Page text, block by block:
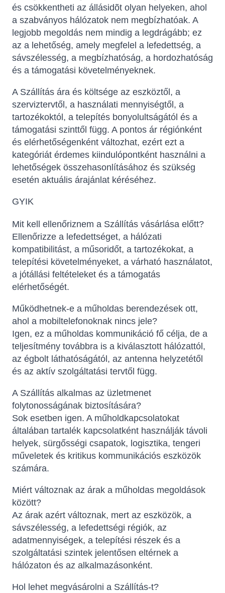
és csökkentheti az állásidõt olyan helyeken, ahol
a szabványos hálózatok nem megbízhatóak. A
legjobb megoldás nem mindig a legdrágább; ez
az a lehetőség, amely megfelel a lefedettség, a
sávszélesség, a megbízhatóság, a hordozhatóság
és a támogatási követelményeknek.
A Szállítás ára és költsége az eszköztől, a
szerviztervtől, a használati mennyiségtől, a
tartozékoktól, a telepítés bonyolultságától és a
támogatási szinttől függ. A pontos ár régiónként
és elérhetőségenként változhat, ezért ezt a
kategóriát érdemes kiindulópontként használni a
lehetőségek összehasonlításához és szükség
esetén aktuális árajánlat kéréséhez.
GYIK
Mit kell ellenőriznem a Szállítás vásárlása előtt?
Ellenőrizze a lefedettséget, a hálózati
kompatibilitást, a műsoridőt, a tartozékokat, a
telepítési követelményeket, a várható használatot,
a jótállási feltételeket és a támogatás
elérhetőségét.
Működhetnek-e a műholdas berendezések ott,
ahol a mobiltelefonoknak nincs jele?
Igen, ez a műholdas kommunikáció fő célja, de a
teljesítmény továbbra is a kiválasztott hálózattól,
az égbolt láthatóságától, az antenna helyzetétől
és az aktív szolgáltatási tervtől függ.
A Szállítás alkalmas az üzletmenet
folytonosságának biztosítására?
Sok esetben igen. A műholdkapcsolatokat
általában tartalék kapcsolatként használják távoli
helyek, sürgősségi csapatok, logisztika, tengeri
műveletek és kritikus kommunikációs eszközök
számára.
Miért változnak az árak a műholdas megoldások
között?
Az árak azért változnak, mert az eszközök, a
sávszélesség, a lefedettségi régiók, az
adatmennyiségek, a telepítési részek és a
szolgáltatási szintek jelentősen eltérnek a
hálózaton és az alkalmazásonként.
Hol lehet megvásárolni a Szállítás-t?